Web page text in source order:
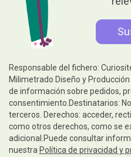
Responsable del fichero:
Milimetrado Diseño y
de información sobre pedidos,
consentimiento.Destinatarios:
terceros. Derechos: acceder,
como otros derechos, como se
adicional.Puede consultar
nuestra Política de privacidad y